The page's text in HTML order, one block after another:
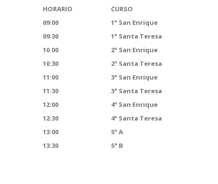
HORARIO
CURSO
09:00
1° San Enrique
09.30
1° Santa Teresa
10.00
2° San Enrique
10:30
2° Santa Teresa
11:00
3° San Enrique
11:30
3° Santa Teresa
12:00
4° San Enrique
12:30
4° Santa Teresa
13:00
5° A
13:30
5° B